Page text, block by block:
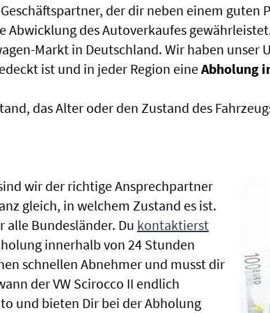
der dir neben einem guten
Abwicklung des Autoverkaufes
Markt in Deutschland. Wir haben unser
ist und in jeder Region eineAbholung
das Alter oder den Zustand des
wir der richtige Ansprechpartner
gleich, in welchem Zustand es ist.
Bundesländer. Du kontaktierst
innerhalb von 24 Stunden
schnellen Abnehmer und musst dir
der VW Scirocco II endlich
und bieten Dir bei der Abholung